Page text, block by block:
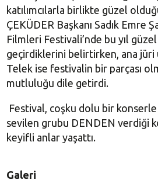
katılımcılarla birlikte güzel
ÇEKÜDER Başkanı Sadık Emre
Filmleri Festivali’nde bu yıl
geçirdiklerini belirtirken, ana jüri
Telek ise festivalin bir parçası
mutluluğu dile getirdi.
Festival, coşku dolu bir konserle
sevilen grubu DENDEN verdiği
keyifli anlar yaşattı.
Galeri